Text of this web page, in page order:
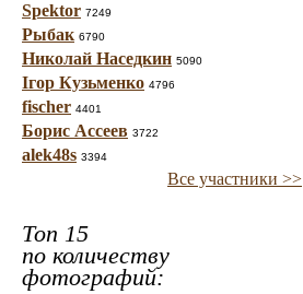
Spektor 7249
Рыбак 6790
Николай Наседкин 5090
Ігор Кузьменко 4796
fischer 4401
Борис Ассеев 3722
alek48s 3394
Все участники >>
Топ 15
по количеству
фотографий: